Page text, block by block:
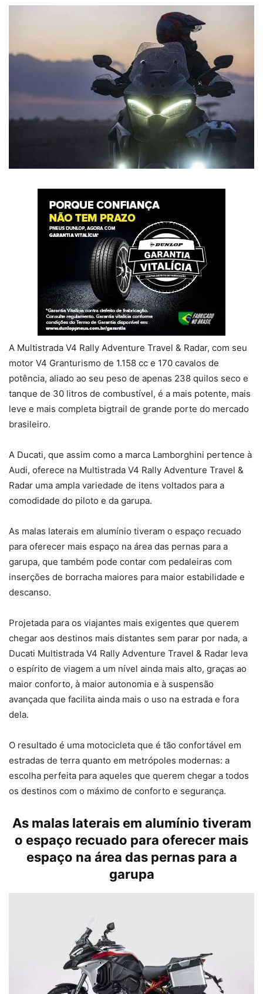
A Multistrada V4 Rally Adventure Travel & Radar, com seu
motor V4 Granturismo de 1.158 cc e 170 cavalos de
potência, aliado ao seu peso de apenas 238 quilos seco e
tanque de 30 litros de combustível, é a mais potente, mais
leve e mais completa bigtrail de grande porte do mercado
brasileiro.
A Ducati, que assim como a marca Lamborghini pertence à
Audi, oferece na Multistrada V4 Rally Adventure Travel &
Radar uma ampla variedade de itens voltados para a
comodidade do piloto e da garupa.
As malas laterais em alumínio tiveram o espaço recuado
para oferecer mais espaço na área das pernas para a
garupa, que também pode contar com pedaleiras com
inserções de borracha maiores para maior estabilidade e
descanso.
Projetada para os viajantes mais exigentes que querem
chegar aos destinos mais distantes sem parar por nada, a
Ducati Multistrada V4 Rally Adventure Travel & Radar leva
o espírito de viagem a um nível ainda mais alto, graças ao
maior conforto, à maior autonomia e à suspensão
avançada que facilita ainda mais o uso na estrada e fora
dela.
O resultado é uma motocicleta que é tão confortável em
estradas de terra quanto em metrópoles modernas: a
escolha perfeita para aqueles que querem chegar a todos
os destinos com o máximo de conforto e segurança.
As malas laterais em alumínio tiveram
o espaço recuado para oferecer mais
espaço na área das pernas para a
garupa